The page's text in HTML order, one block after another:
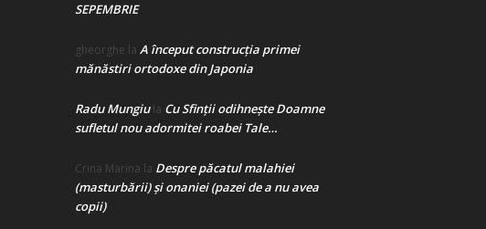
SEPEMBRIE
gheorghe la A început construcţia primei
mănăstiri ortodoxe din Japonia
Radu Mungiula Cu Sfinții odihnește Doamne
sufletul nou adormitei roabei Tale…
Crina Marina la Despre păcatul malahiei
(masturbării) şi onaniei (pazei de a nu avea
copii)